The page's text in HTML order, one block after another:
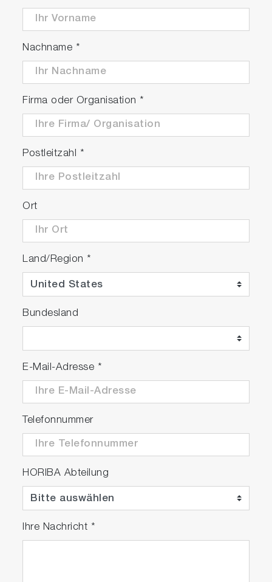
Nachname *
Firma oder Organisation *
Postleitzahl *
Ort
Land/Region *
Bundesland
E-Mail-Adresse *
Telefonnummer
HORIBA Abteilung
Ihre Nachricht *